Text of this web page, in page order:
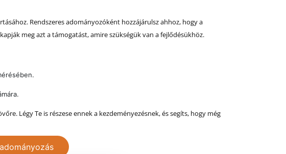
Rendszeres adományozóként hozzájárulsz ahhoz, hogy a
meg azt a támogatást, amire szükségük van a fejlődésükhöz.
Légy Te is részese ennek a kezdeményezésnek, és segíts, hogy még